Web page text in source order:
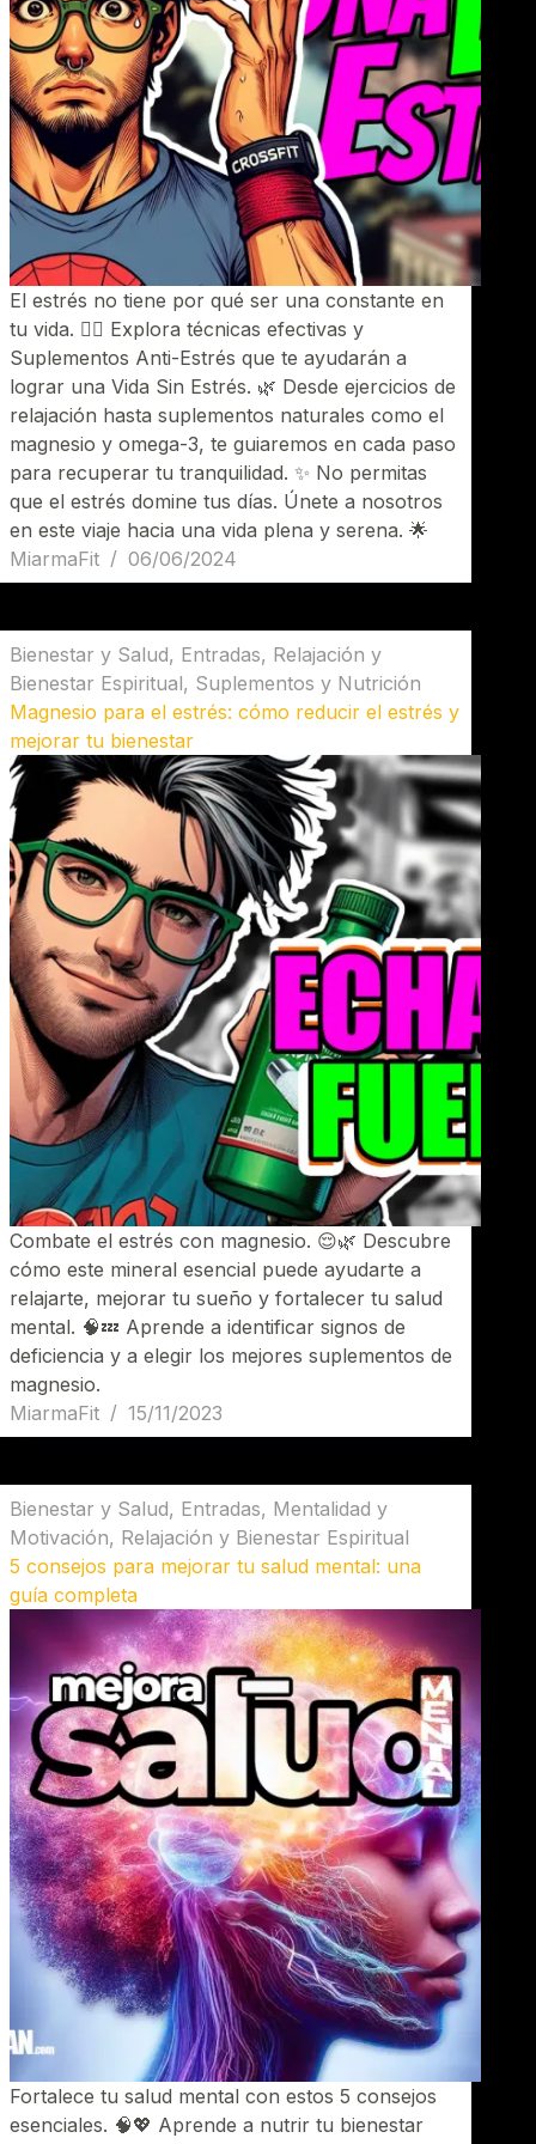
El estrés no tiene por qué ser una constante en
tu vida. 🧘‍♂️ Explora técnicas efectivas y
Suplementos Anti-Estrés que te ayudarán a
lograr una Vida Sin Estrés. 🌿 Desde ejercicios de
relajación hasta suplementos naturales como el
magnesio y omega-3, te guiaremos en cada paso
para recuperar tu tranquilidad. ✨ No permitas
que el estrés domine tus días. Únete a nosotros
en este viaje hacia una vida plena y serena. 🌟
MiarmaFit
06/06/2024
Bienestar y Salud, Entradas, Relajación y
Bienestar Espiritual, Suplementos y Nutrición
Magnesio para el estrés: cómo reducir el estrés y
mejorar tu bienestar
Combate el estrés con magnesio. 😌🌿 Descubre
cómo este mineral esencial puede ayudarte a
relajarte, mejorar tu sueño y fortalecer tu salud
mental. 🧠💤 Aprende a identificar signos de
deficiencia y a elegir los mejores suplementos de
magnesio.
MiarmaFit
15/11/2023
Bienestar y Salud, Entradas, Mentalidad y
Motivación, Relajación y Bienestar Espiritual
5 consejos para mejorar tu salud mental: una
guía completa
Fortalece tu salud mental con estos 5 consejos
esenciales. 🧠💖 Aprende a nutrir tu bienestar